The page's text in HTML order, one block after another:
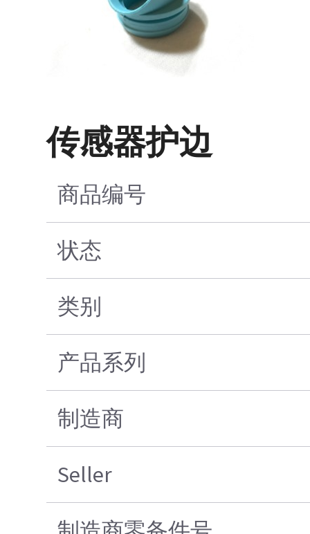
传感器护边
商品编号
状态
类别
产品系列
制造商
Seller